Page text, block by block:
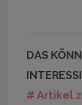
DAS
# Artikel